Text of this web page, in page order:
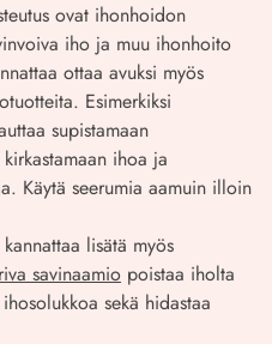
ovat ihonhoidon
iho ja muu ihonhoito
ottaa avuksi myös
Esimerkiksi
supistamaan
ihoa ja
Käytä seerumia aamuin illoin
lisätä myös
savinaamio poistaa iholta
sekä hidastaa